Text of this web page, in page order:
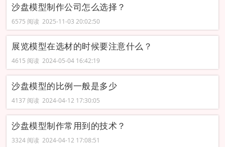
沙盘模型制作公司怎么选择？
6575 阅读 2025-11-03 20:02:50
展览模型在选材的时候要注意什么？
4615 阅读 2024-05-04 16:42:19
沙盘模型的比例一般是多少
4137 阅读 2024-04-12 17:30:05
沙盘模型制作常用到的技术？
3324 阅读 2024-04-12 17:08:51